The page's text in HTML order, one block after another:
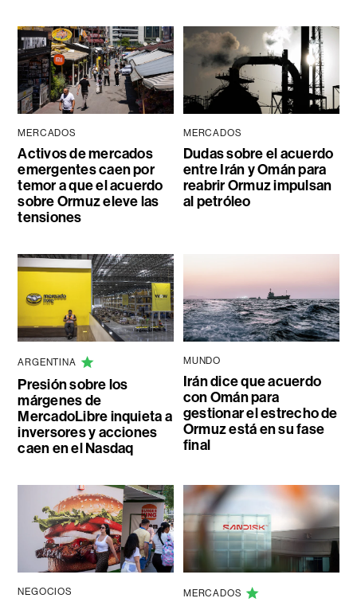
MERCADOS
Activos de mercados
emergentes caen por
temor a que el acuerdo
sobre Ormuz eleve las
tensiones
MERCADOS
Dudas sobre el acuerdo
entre Irán y Omán para
reabrir Ormuz impulsan
al petróleo
ARGENTINA
Presión sobre los
márgenes de
MercadoLibre inquieta a
inversores y acciones
caen en el Nasdaq
MUNDO
Irán dice que acuerdo
con Omán para
gestionar el estrecho de
Ormuz está en su fase
final
NEGOCIOS MERCADOS